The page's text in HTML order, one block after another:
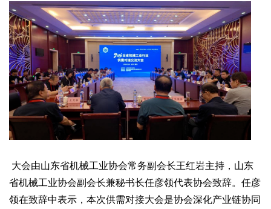
装备制造 智能制造 制造2025 大国工匠
科教
科技观察 创新前沿 智慧教育 职业教育
三农
智慧农业 智慧乡村 基层之声
国防
国际
中国与世界 国际视点 国际合作 他山之石
大会由山东省机械工业协会常务副会长王红岩主持，山东
省机械工业协会副会长兼秘书长任彦领代表协会致辞。任彦
领在致辞中表示，本次供需对接大会是协会深化产业链协同